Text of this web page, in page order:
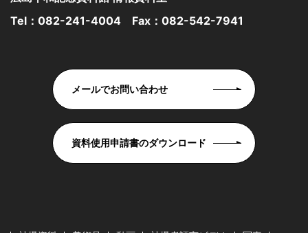
Tel： 082-241-4004 Fax：082-542-7941
メールでお問い合わせ
資料使用申請書のダウンロード